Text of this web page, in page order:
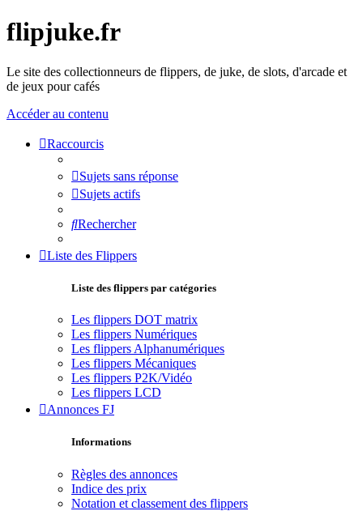
flipjuke.fr
Le site des collectionneurs de flippers, de juke, de slots, d'arcade et
de jeux pour cafés
Accéder au contenu
Raccourcis
Sujets sans réponse
Sujets actifs
Rechercher
Liste des Flippers
Liste des flippers par catégories
Les flippers DOT matrix
Les flippers Numériques
Les flippers Alphanumériques
Les flippers Mécaniques
Les flippers P2K/Vidéo
Les flippers LCD
Annonces FJ
Informations
Règles des annonces
Indice des prix
Notation et classement des flippers